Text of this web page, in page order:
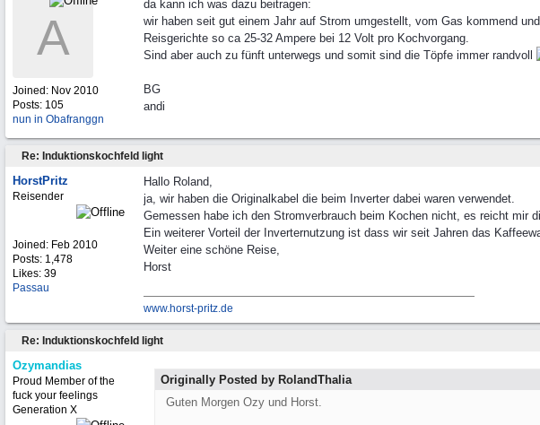
A
Joined: Nov 2010
Posts: 105
nun in Obafranggn
da kann ich was dazu beitragen:
wir haben seit gut einem Jahr auf Strom umgestellt, vom Gas kommend
Reisgerichte so ca 25-32 Ampere bei 12 Volt pro Kochvorgang.
Sind aber auch zu fünft unterwegs und somit sind die Töpfe immer randvoll
BG
andi
Re: Induktionskochfeld light
HorstPritz
Reisender
Joined: Feb 2010
Posts: 1,478
Likes: 39
Passau
Hallo Roland,
ja, wir haben die Originalkabel die beim Inverter dabei waren verwendet.
Gemessen habe ich den Stromverbrauch beim Kochen nicht, es reicht mir
Ein weiterer Vorteil der Inverternutzung ist dass wir seit Jahren das
Weiter eine schöne Reise,
Horst
www.horst-pritz.de
Re: Induktionskochfeld light
Ozymandias
Proud Member of the
fuck your feelings
Generation X
Originally Posted by RolandThalia
Guten Morgen Ozy und Horst.